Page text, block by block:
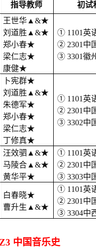
指导教师 初试
王世华 ▲&★
刘道胜 ▲&★
郑小春★
梁仁志★
康健★
① 1101英
② 2301中
③ 3301徽
卜宪群★
刘道胜 ▲&★
朱德军★
郑小春★
梁仁志★
丁修真★
① 1101英
② 2301中
③ 3302中
汪效驷 ▲&★
马陵合 ▲&★
黄华平★
① 1101英
② 2301中
③ 3303中
白春晓★
曹升生 ▲&★
① 1101英
② 2301中
③ 3304中
中国音乐史